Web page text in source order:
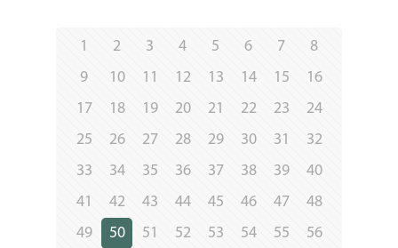
1 2 3 4 5 6 7
8
9
10 11 12 13 14 15
16
17
18 19 20 21 22 23
24
25
26 27 28 29 30 31
32
33
34 35 36 37 38 39
40
41
42 43 44 45 46 47
48
49
50 51 52 53 54 55
56